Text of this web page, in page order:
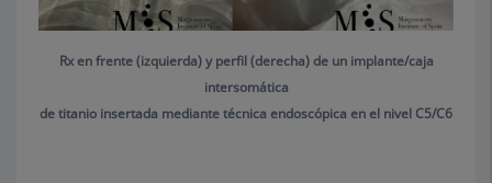
Rx en frente (izquierda) y perfil (derecha) de un implante/caja
intersomática
de titanio insertada mediante técnica endoscópica en el nivel C5/C6